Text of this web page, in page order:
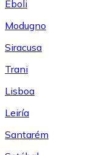
Eboli
Modugno
Siracusa
Trani
Lisboa
Leiría
Santarém